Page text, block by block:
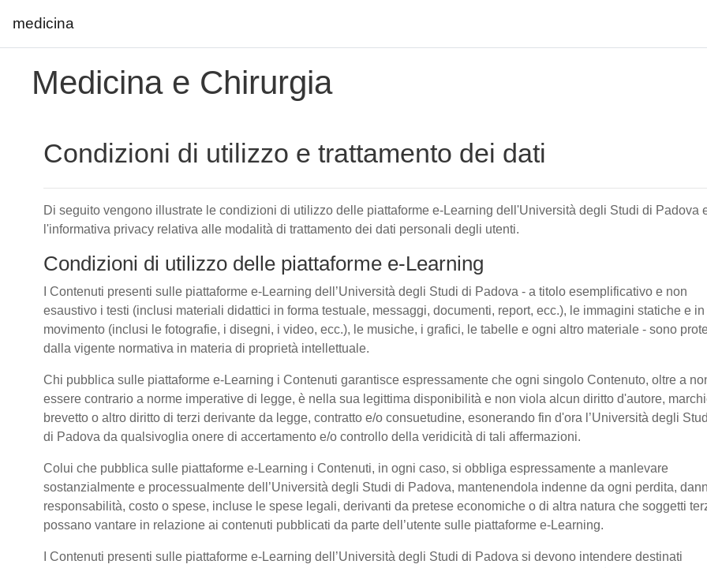
medicina
Medicina e Chirurgia
Condizioni di utilizzo e trattamento dei dati
Di seguito vengono illustrate le condizioni di utilizzo delle piattaforme e-Learning dell'Università degli Studi di Padova
l'informativa privacy relativa alle modalità di trattamento dei dati personali degli utenti.
Condizioni di utilizzo delle piattaforme e-Learning
I Contenuti presenti sulle piattaforme e-Learning dell’Università degli Studi di Padova - a titolo esemplificativo e non
esaustivo i testi (inclusi materiali didattici in forma testuale, messaggi, documenti, report, ecc.), le immagini statiche e in
movimento (inclusi le fotografie, i disegni, i video, ecc.), le musiche, i grafici, le tabelle e ogni altro materiale - sono
dalla vigente normativa in materia di proprietà intellettuale.
Chi pubblica sulle piattaforme e-Learning i Contenuti garantisce espressamente che ogni singolo Contenuto, oltre a
essere contrario a norme imperative di legge, è nella sua legittima disponibilità e non viola alcun diritto d'autore,
brevetto o altro diritto di terzi derivante da legge, contratto e/o consuetudine, esonerando fin d'ora l’Università degli
di Padova da qualsivoglia onere di accertamento e/o controllo della veridicità di tali affermazioni.
Colui che pubblica sulle piattaforme e-Learning i Contenuti, in ogni caso, si obbliga espressamente a manlevare
sostanzialmente e processualmente dell’Università degli Studi di Padova, mantenendola indenne da ogni perdita,
responsabilità, costo o spese, incluse le spese legali, derivanti da pretese economiche o di altra natura che soggetti
possano vantare in relazione ai contenuti pubblicati da parte dell’utente sulle piattaforme e-Learning.
I Contenuti presenti sulle piattaforme e-Learning dell’Università degli Studi di Padova si devono intendere destinati